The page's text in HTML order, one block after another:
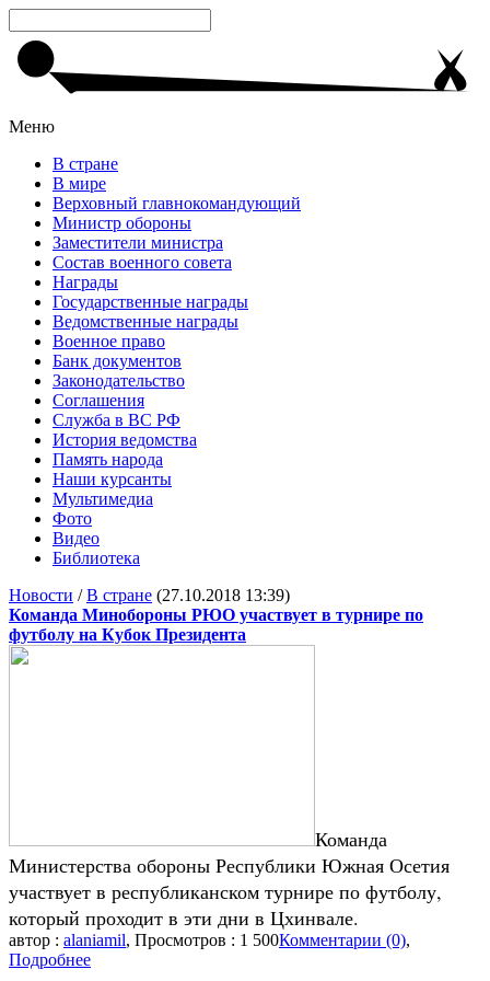
Меню
В стране
В мире
Верховный главнокомандующий
Министр обороны
Заместители министра
Состав военного совета
Награды
Государственные награды
Ведомственные награды
Военное право
Банк документов
Законодательство
Соглашения
Служба в ВС РФ
История ведомства
Память народа
Наши курсанты
Мультимедиа
Фото
Видео
Библиотека
Новости /В стране (27.10.2018 13:39)
Команда Минобороны РЮО участвует в турнире по
футболу на Кубок Президента
Команда
Министерства обороны Республики Южная Осетия
участвует в республиканском турнире по футболу,
который проходит в эти дни в Цхинвале.
автор : alaniamil, Просмотров : 1 500Комментарии (0),
Подробнее